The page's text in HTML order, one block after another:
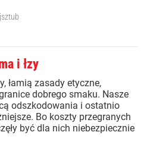
i łzy
łamią zasady etyczne,
dobrego smaku. Nasze
odszkodowania i ostatnio
Bo koszty przegranych
być dla nich niebezpiecznie